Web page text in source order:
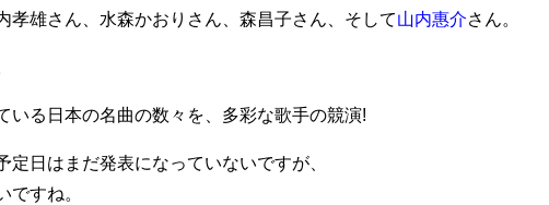
孝雄さん、水森かおりさん、森昌子さん、そして山内惠介さん。
いる日本の名曲の数々を、多彩な歌手の競演!
定日はまだ発表になっていないですが、
ですね。